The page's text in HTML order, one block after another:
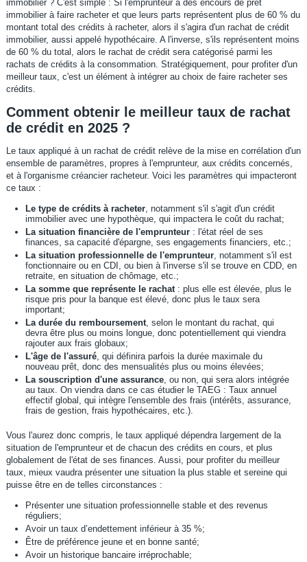
immobilier ? C'est simple : Si l'emprunteur a des encours de prêt
immobilier à faire racheter et que leurs parts représentent plus de 60 % du
montant total des crédits à racheter, alors il s'agira d'un rachat de crédit
immobilier, aussi appelé hypothécaire. A l'inverse, s'ils représentent moins
de 60 % du total, alors le rachat de crédit sera catégorisé parmi les
rachats de crédits à la consommation. Stratégiquement, pour profiter d'un
meilleur taux, c'est un élément à intégrer au choix de faire racheter ses
crédits.
Comment obtenir le meilleur taux de rachat
de crédit en 2025 ?
Le taux appliqué à un rachat de crédit relève de la mise en corrélation d'un
ensemble de paramètres, propres à l'emprunteur, aux crédits concernés,
et à l'organisme créancier racheteur. Voici les paramètres qui impacteront
ce taux :
Le type de crédits à racheter, notamment s'il s'agit d'un crédit
immobilier avec une hypothèque, qui impactera le coût du rachat;
La situation financière de l'emprunteur: l'état réel de ses
finances, sa capacité d'épargne, ses engagements financiers, etc.;
La situation professionnelle de l'emprunteur, notamment s'il est
fonctionnaire ou en CDI, ou bien à l'inverse s'il se trouve en CDD, en
retraite, en situation de chômage, etc.;
La somme que représente le rachat: plus elle est élevée, plus le
risque pris pour la banque est élevé, donc plus le taux sera
important;
La durée du remboursement, selon le montant du rachat, qui
devra être plus ou moins longue, donc potentiellement qui viendra
rajouter aux frais globaux;
L'âge de l'assuré, qui définira parfois la durée maximale du
nouveau prêt, donc des mensualités plus ou moins élevées;
La souscription d'une assurance, ou non, qui sera alors intégrée
au taux. On viendra dans ce cas étudier le TAEG : Taux annuel
effectif global, qui intègre l'ensemble des frais (intérêts, assurance,
frais de gestion, frais hypothécaires, etc.).
Vous l'aurez donc compris, le taux appliqué dépendra largement de la
situation de l'emprunteur et de chacun des crédits en cours, et plus
globalement de l'état de ses finances. Aussi, pour profiter du meilleur
taux, mieux vaudra présenter une situation la plus stable et sereine qui
puisse être en de telles circonstances :
Présenter une situation professionnelle stable et des revenus
réguliers;
Avoir un taux d’endettement inférieur à 35 %;
Être de préférence jeune et en bonne santé;
Avoir un historique bancaire irréprochable;